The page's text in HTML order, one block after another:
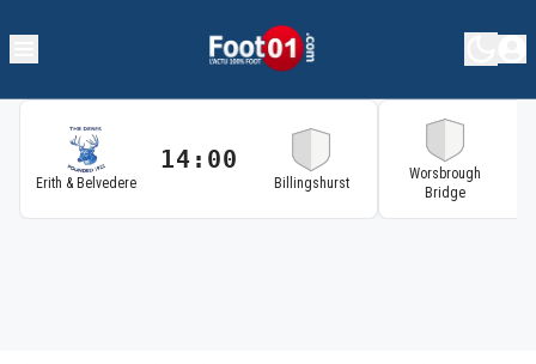
Erith & Belvedere
14:00
Billingshurst
Worsbrough
Bridge